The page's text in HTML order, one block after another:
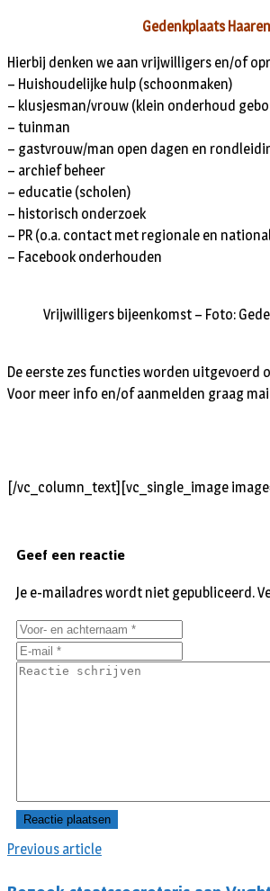
Gedenkplaats
Hierbij denken we aan vrijwilligers en/of
– Huishoudelijke hulp (schoonmaken)
– klusjesman/vrouw (klein onderhoud
– tuinman
– gastvrouw/man open dagen en
– archief beheer
– educatie (scholen)
– historisch onderzoek
– PR (o.a. contact met regionale en
– Facebook onderhouden
Vrijwilligers bijeenkomst – Foto:
De eerste zes functies worden uitgevoerd
Voor meer info en/of aanmelden graag
[/vc_column_text][vc_single_image
Previous article
Geef een reactie
Je e-mailadres wordt niet gepubliceerd.